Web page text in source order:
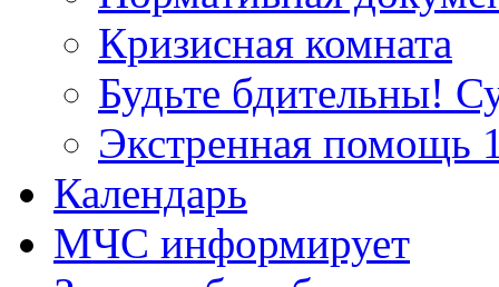
Кризисная комната
Будьте бдительны!
Экстренная помощь
Календарь
МЧС информирует